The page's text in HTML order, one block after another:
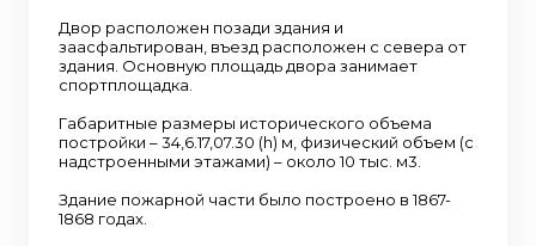
Двор расположен позади здания и
заасфальтирован, въезд расположен с севера от
здания. Основную площадь двора занимает
спортплощадка.
Габаритные размеры исторического объема
постройки – 34,6.17,07.30 (h) м, физический объем (с
надстроенными этажами) – около 10 тыс. м3.
Здание пожарной части было построено в 1867-
1868 годах.